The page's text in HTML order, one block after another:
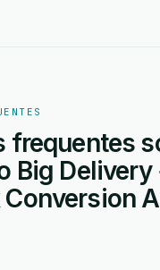
frequentes
Big Delivery